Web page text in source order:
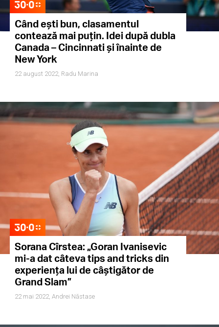
Când ești bun, clasamentul
contează mai puțin. Idei după dubla
Canada – Cincinnati și înainte de
New York
22 august 2022, Radu Marina
Sorana Cîrstea: „Goran Ivanisevic
mi-a dat câteva tips and tricks din
experiența lui de câștigător de
Grand Slam”
22 mai 2022, Andrei Năstase